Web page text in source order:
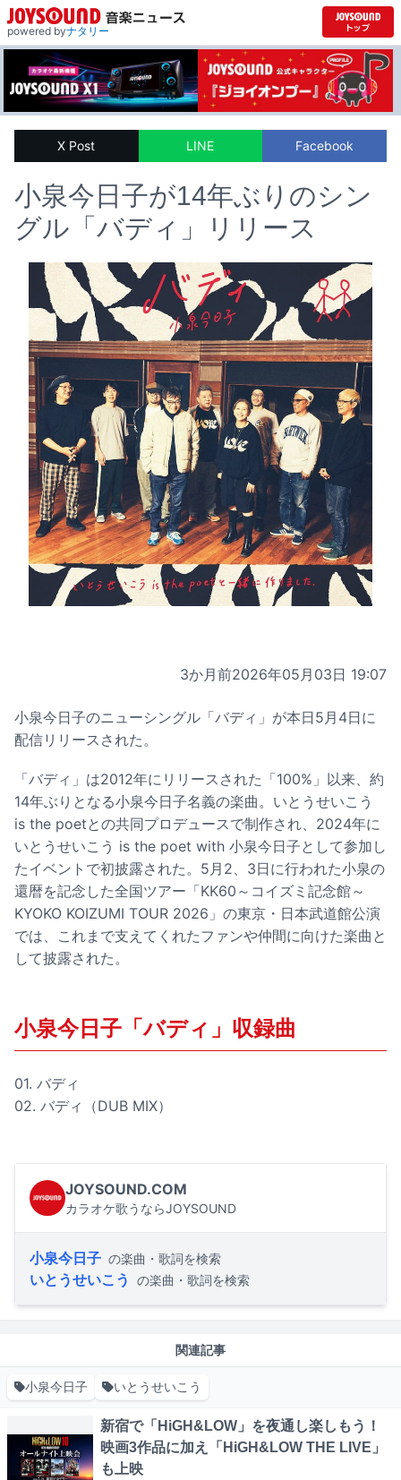
powered byナタリー
X Post LINE Facebook
小泉今日子が14年ぶりのシン
グル「バディ」リリース
3か月前2026年05月03日 19:07
小泉今日子のニューシングル「バディ」が本日5月4日に
配信リリースされた。
「バディ」は2012年にリリースされた「100%」以来、約
14年ぶりとなる小泉今日子名義の楽曲。いとうせいこう
is the poetとの共同プロデュースで制作され、2024年に
いとうせいこう is the poet with 小泉今日子として参加し
たイベントで初披露された。5月2、3日に行われた小泉の
還暦を記念した全国ツアー「KK60～コイズミ記念館～
KYOKO KOIZUMI TOUR 2026」の東京・日本武道館公演
では、これまで支えてくれたファンや仲間に向けた楽曲と
して披露された。
小泉今日子「バディ」収録曲
01. バディ
02. バディ（DUB MIX）
JOYSOUND.COM
カラオケ歌うならJOYSOUND
小泉今日子 の楽曲・歌詞を検索
いとうせいこう の楽曲・歌詞を検索
関連記事
小泉今日子 いとうせいこう
新宿で「HiGH&LOW」を夜通し楽しもう！
映画3作品に加え「HiGH&LOW THE LIVE」
も上映